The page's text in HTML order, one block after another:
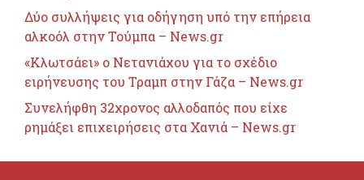
Δύο συλλήψεις για οδήγηση υπό την επήρεια
αλκοόλ στην Τούμπα – News.gr
«Κλωτσάει» ο Νετανιάχου για το σχέδιο
ειρήνευσης του Τραμπ στην Γάζα – News.gr
Συνελήφθη 32χρονος αλλοδαπός που είχε
ρημάξει επιχειρήσεις στα Χανιά – News.gr